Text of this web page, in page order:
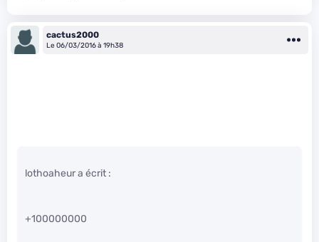
cactus2000
Le 06/03/2016 à 19h38
lothoaheur a écrit :
+100000000